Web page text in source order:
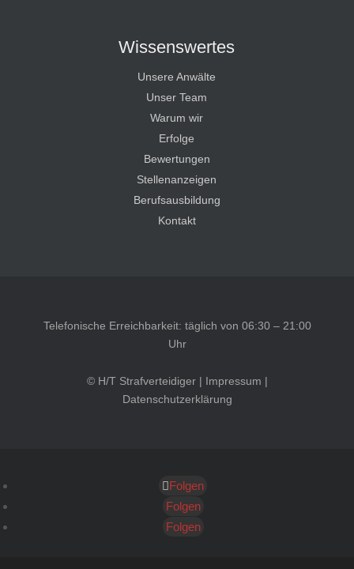
Wissenswertes
Unsere Anwälte
Unser Team
Warum wir
Erfolge
Bewertungen
Stellenanzeigen
Berufsausbildung
Kontakt
Telefonische Erreichbarkeit: täglich von 06:30 – 21:00
Uhr
© H/T Strafverteidiger | Impressum |
Datenschutzerklärung
Folgen
Folgen
Folgen
Kundenbewertungen und Erfahrungen zu
SEHR GUT